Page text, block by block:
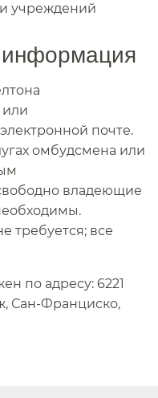
учреждений​​
или
электронной почте.
омбудсмена или
владеющие
требуется; все
по адресу: 6221
Сан-Франциско,